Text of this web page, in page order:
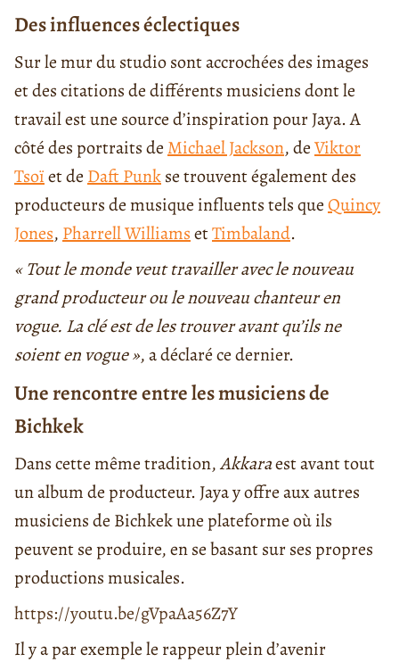
Des influences éclectiques
Sur le mur du studio sont accrochées des images
et des citations de différents musiciens dont le
travail est une source d’inspiration pour Jaya. A
côté des portraits de Michael Jackson, deViktor
Tsoïet de Daft Punkse trouvent également des
producteurs de musique influents tels queQuincy
Jones, Pharrell WilliamsetTimbaland.
« Tout le monde veut travailler avec le nouveau
grand producteur ou le nouveau chanteur en
vogue. La clé est de les trouver avant qu’ils ne
soient en vogue », a déclaré ce dernier.
Une rencontre entre les musiciens de
Bichkek
Dans cette même tradition,Akkaraest avant tout
un album de producteur. Jaya y offre aux autres
musiciens de Bichkek une plateforme où ils
peuvent se produire, en se basant sur ses propres
productions musicales.
https://youtu.be/gVpaAa56Z7Y
Il y a par exemple le rappeur plein d’avenir